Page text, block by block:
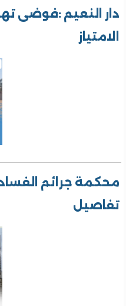
دار النعيم :فوضى
الامتياز
تفاصيل